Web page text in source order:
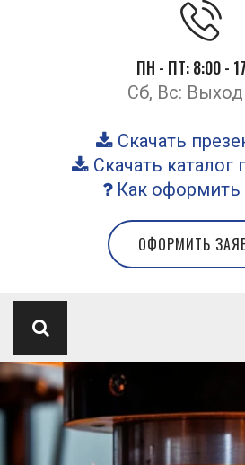
ПН - ПТ: 8:00 -
Сб, Вс:
Скачать
Скачать каталог
Как оформить
ОФОРМИТЬ